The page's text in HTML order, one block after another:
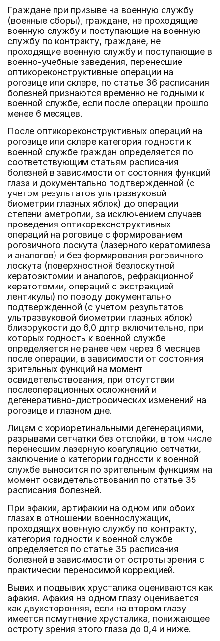
Граждане при призыве на военную службу
(военные сборы), граждане, не проходящие
военную службу и поступающие на военную
службу по контракту, граждане, не
проходящие военную службу и поступающие в
военно-учебные заведения, перенесшие
оптикореконструктивные операции на
роговице или склере, по статье 36 расписания
болезней признаются временно не годными к
военной службе, если после операции прошло
менее 6 месяцев.
После оптикореконструктивных операций на
роговице или склере категория годности к
военной службе граждан определяется по
соответствующим статьям расписания
болезней в зависимости от состояния функций
глаза и документально подтвержденной (с
учетом результатов ультразвуковой
биометрии глазных яблок) до операции
степени аметропии, за исключением случаев
проведения оптикореконструктивных
операций на роговице с формированием
роговичного лоскута (лазерного кератомилеза
и аналогов) и без формирования роговичного
лоскута (поверхностной безлоскутной
кератоэктомии и аналогов, рефракционной
кератотомии, операций с экстракцией
лентикулы) по поводу документально
подтвержденной (с учетом результатов
ультразвуковой биометрии глазных яблок)
близорукости до 6,0 дптр включительно, при
которых годность к военной службе
определяется не ранее чем через 6 месяцев
после операции, в зависимости от состояния
зрительных функций на момент
освидетельствования, при отсутствии
послеоперационных осложнений и
дегенеративно-дистрофических изменений на
роговице и глазном дне.
Лицам с хориоретинальными дегенерациями,
разрывами сетчатки без отслойки, в том числе
перенесшим лазерную коагуляцию сетчатки,
заключение о категории годности к военной
службе выносится по зрительным функциям на
момент освидетельствования по статье 35
расписания болезней.
При афакии, артифакии на одном или обоих
глазах в отношении военнослужащих,
проходящих военную службу по контракту,
категория годности к военной службе
определяется по статье 35 расписания
болезней в зависимости от остроты зрения с
практически переносимой коррекцией.
Вывих и подвывих хрусталика оцениваются как
афакия. Афакия на одном глазу оценивается
как двухсторонняя, если на втором глазу
имеется помутнение хрусталика, понижающее
остроту зрения этого глаза до 0,4 и ниже.